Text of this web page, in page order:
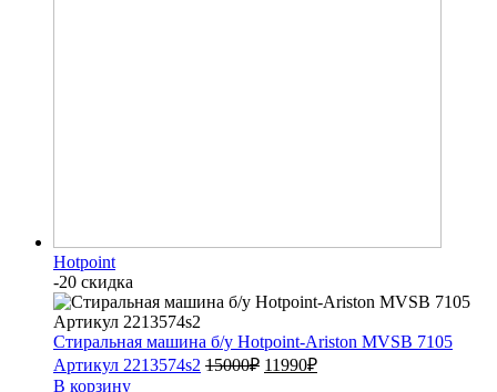
Hotpoint
-20 скидка
Стиральная машина б/у Hotpoint-Ariston MVSB 7105
Артикул 2213574s2 15000₽ 11990₽
В корзину